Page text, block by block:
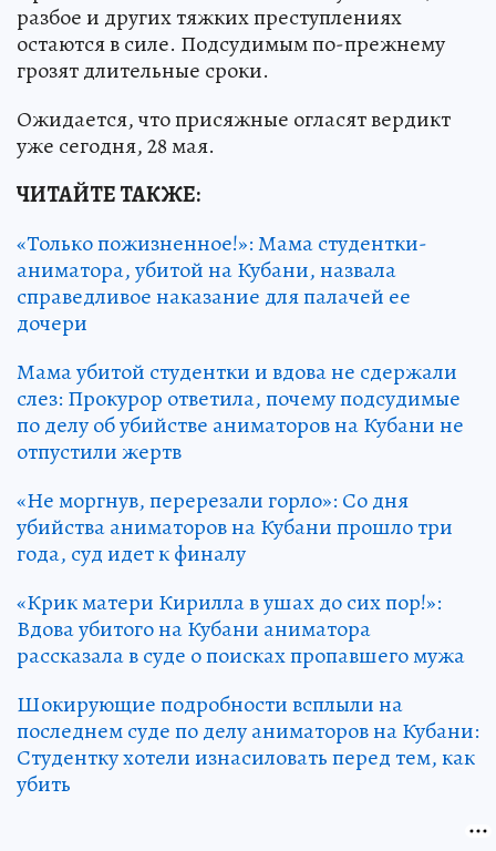
разбое и других тяжких преступлениях
остаются в силе. Подсудимым по-прежнему
грозят длительные сроки.
Ожидается, что присяжные огласят вердикт
уже сегодня, 28 мая.
ЧИТАЙТЕ ТАКЖЕ:
«Только пожизненное!»: Мама студентки-
аниматора, убитой на Кубани, назвала
справедливое наказание для палачей ее
дочери
Мама убитой студентки и вдова не сдержали
слез: Прокурор ответила, почему подсудимые
по делу об убийстве аниматоров на Кубани не
отпустили жертв
«Не моргнув, перерезали горло»: Со дня
убийства аниматоров на Кубани прошло три
года, суд идет к финалу
«Крик матери Кирилла в ушах до сих пор!»:
Вдова убитого на Кубани аниматора
рассказала в суде о поисках пропавшего мужа
Шокирующие подробности всплыли на
последнем суде по делу аниматоров на Кубани:
Студентку хотели изнасиловать перед тем, как
убить